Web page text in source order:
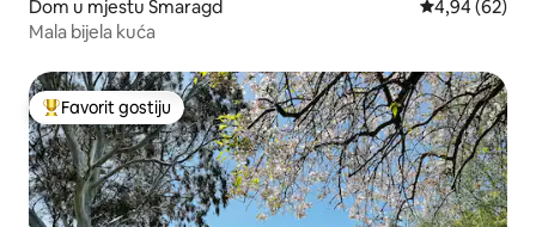
Dom u mjestu Smaragd Prosječna
4,94 (62)
Mala bijela kuća
Glavni favorit gostiju
Favorit gostiju